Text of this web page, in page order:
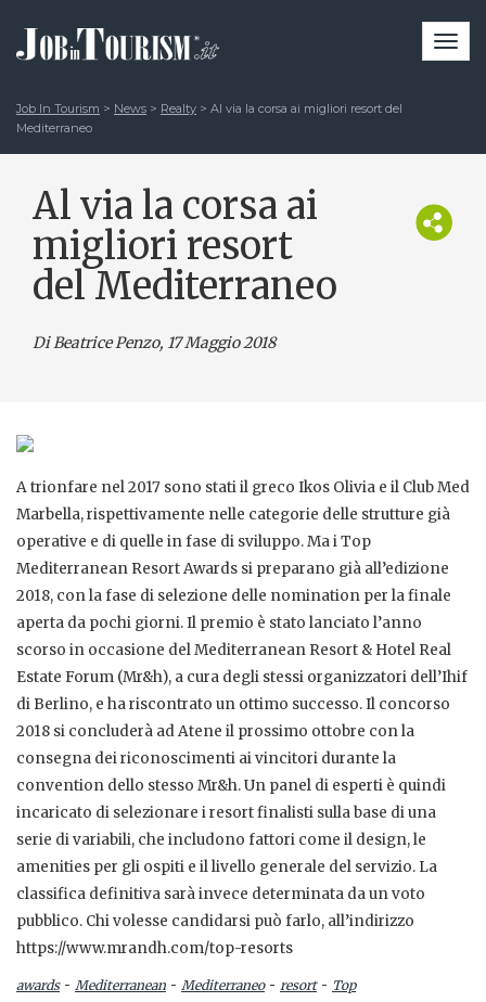
Job In Tourism > News > Realty > Al via la corsa ai migliori resort del
Mediterraneo
Al via la corsa ai
migliori resort
del Mediterraneo
Di Beatrice Penzo, 17 Maggio 2018
A trionfare nel 2017 sono stati il greco Ikos Olivia e il Club Med
Marbella, rispettivamente nelle categorie delle strutture già
operative e di quelle in fase di sviluppo. Ma i Top
Mediterranean Resort Awards si preparano già all’edizione
2018, con la fase di selezione delle nomination per la finale
aperta da pochi giorni. Il premio è stato lanciato l’anno
scorso in occasione del Mediterranean Resort & Hotel Real
Estate Forum (Mr&h), a cura degli stessi organizzatori dell’Ihif
di Berlino, e ha riscontrato un ottimo successo. Il concorso
2018 si concluderà ad Atene il prossimo ottobre con la
consegna dei riconoscimenti ai vincitori durante la
convention dello stesso Mr&h. Un panel di esperti è quindi
incaricato di selezionare i resort finalisti sulla base di una
serie di variabili, che includono fattori come il design, le
amenities per gli ospiti e il livello generale del servizio. La
classifica definitiva sarà invece determinata da un voto
pubblico. Chi volesse candidarsi può farlo, all’indirizzo
https://www.mrandh.com/top-resorts
awards- Mediterranean - Mediterraneo- resort- Top